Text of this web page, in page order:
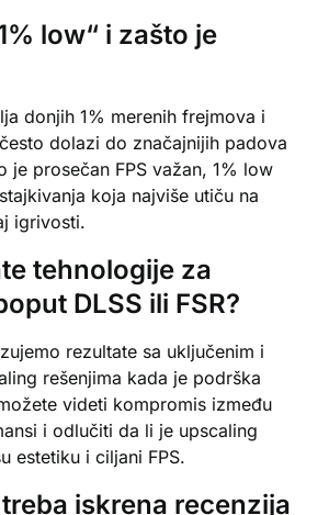
low“ i zašto je
donjih 1% merenih frejmova i
dolazi do značajnijih padova
je prosečan FPS važan, 1% low
koja najviše utiču na
igrivosti.
tehnologije za
DLSS ili FSR?
rezultate sa uključenim i
rešenjima kada je podrška
videti kompromis između
i odlučiti da li je upscaling
estetiku i ciljani FPS.
iskrena recenzija